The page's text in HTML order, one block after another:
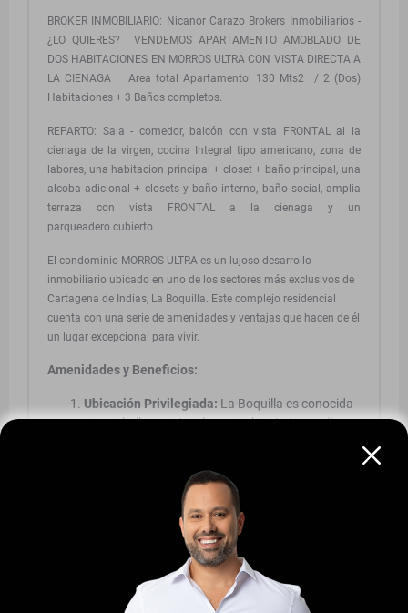
BROKER INMOBILIARIO: Nicanor Carazo Brokers Inmobiliarios -
¿LO QUIERES? VENDEMOS APARTAMENTO AMOBLADO DE
DOS HABITACIONES EN MORROS ULTRA CON VISTA DIRECTA A
LA CIENAGA | Area total Apartamento: 130 Mts2 / 2 (Dos)
Habitaciones + 3 Baños completos.
REPARTO: Sala - comedor, balcón con vista FRONTAL al la
cienaga de la virgen, cocina Integral tipo americano, zona de
labores, una habitacion principal + closet + baño principal, una
alcoba adicional + closets y baño interno, baño social, amplia
terraza con vista FRONTAL a la cienaga y un
parqueadero cubierto.
El condominio MORROS ULTRA es un lujoso desarrollo
inmobiliario ubicado en uno de los sectores más exclusivos de
Cartagena de Indias, La Boquilla. Este complejo residencial
cuenta con una serie de amenidades y ventajas que hacen de él
un lugar excepcional para vivir.
Amenidades y Beneficios:
Ubicación Privilegiada: La Boquilla es conocida
por su belleza natural y su ambiente tranquilo.
disfrutar de la ciudad amurallada y sus
atracciones culturales y gastronómicas con
Acceso Directo a la Playa:Morros ULTRA tiene
acceso directo a una hermosa playa de arena
blanca y aguas cristalinas, lo que te brinda la
comodidad de disfrutar del mar Caribe a pocos